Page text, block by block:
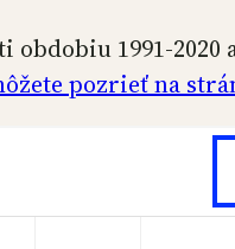
obdobiu 1991-
pozrieť na